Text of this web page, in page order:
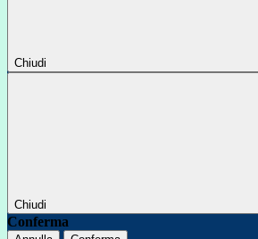
Chiudi
Chiudi
Conferma